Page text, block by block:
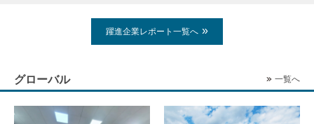
躍進企業レポート一覧へ
グローバル 一覧へ